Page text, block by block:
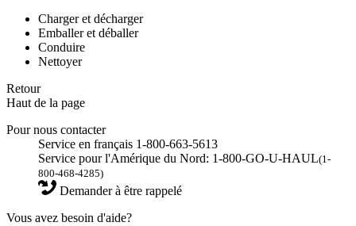
Charger et décharger
Emballer et déballer
Conduire
Nettoyer
Retour
Haut de la page
Pour nous contacter
Service en français 1-800-663-5613
Service pour l'Amérique du Nord: 1-800-GO-U-HAUL(1-
800-468-4285)
Demander à être rappelé
Vous avez besoin d'aide?